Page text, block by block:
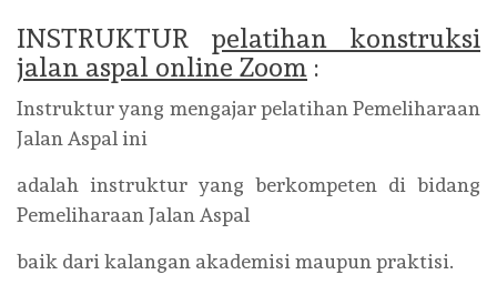
INSTRUKTUR pelatihan konstruksi
jalan aspal online Zoom :
Instruktur yang mengajar pelatihan Pemeliharaan
Jalan Aspal ini
adalah instruktur yang berkompeten di bidang
Pemeliharaan Jalan Aspal
baik dari kalangan akademisi maupun praktisi.